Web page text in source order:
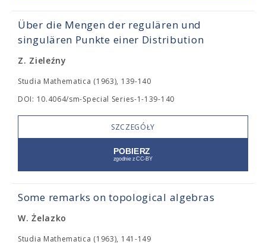
Über die Mengen der regulären und
singulären Punkte einer Distribution
Z. Zieleźny
Studia Mathematica (1963), 139-140
DOI: 10.4064/sm-Special Series-1-139-140
SZCZEGÓŁY
Some remarks on topological algebras
W. Żelazko
Studia Mathematica (1963), 141-149